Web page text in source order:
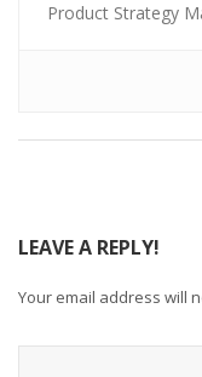
Product Strategy
LEAVE A REPLY!
Your email address will